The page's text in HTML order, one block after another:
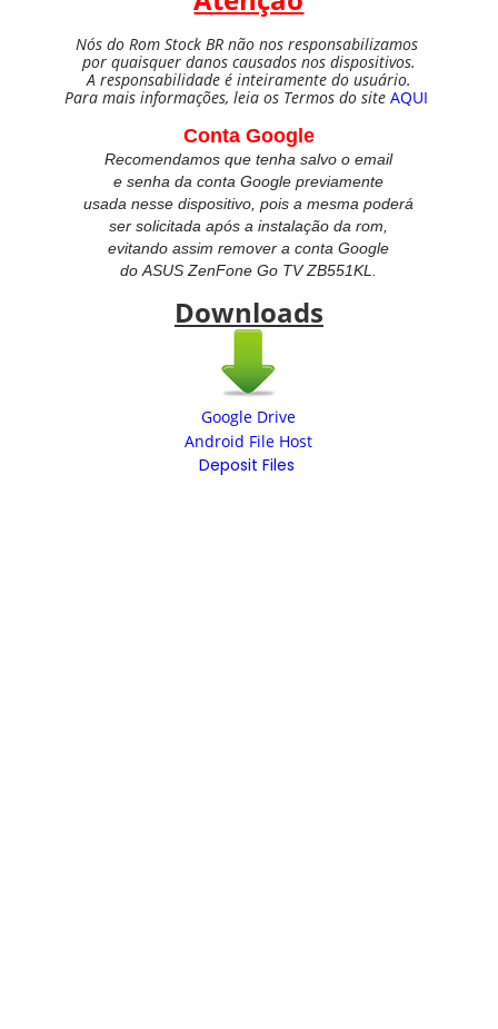
Nós do Rom Stock BR não nos responsabilizamos
por quaisquer danos causados nos dispositivos.
A responsabilidade é inteiramente do usuário.
Para mais informações, leia os Termos do site AQUI
Conta Google
Recomendamos que tenha salvo o email
e senha da conta Google previamente
usada nesse dispositivo, pois a mesma poderá
ser solicitada após a instalação da rom,
evitando assim remover a conta Google
doASUS ZenFone Go TV ZB551KL.
Downloads
Google Drive
Android File Host
Deposit Files